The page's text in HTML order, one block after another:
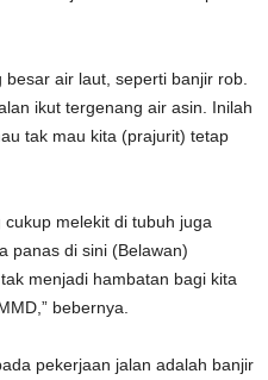
air laut, seperti banjir rob.
ikut tergenang air asin. Inilah
tak mau kita (prajurit) tetap
melekit di tubuh juga
panas di sini (Belawan)
menjadi hambatan bagi kita
bebernya.
pekerjaan jalan adalah banjir